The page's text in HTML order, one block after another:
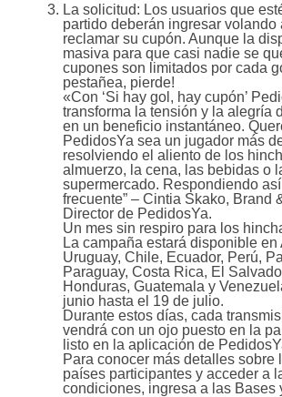
La solicitud: Los usuarios que
partido deberán ingresar volando
reclamar su cupón. Aunque la
masiva para que casi nadie se
cupones son limitados por cada
pestañea, pierde!
«Con ‘Si hay gol, hay cupón’
transforma la tensión y la alegría
en un beneficio instantáneo.
PedidosYa sea un jugador más
resolviendo el aliento de los
almuerzo, la cena, las bebidas o
supermercado. Respondiendo
frecuente” – Cintia Skako, Brand
Director de PedidosYa.
Un mes sin respiro para los
La campaña estará disponible en
Uruguay, Chile, Ecuador, Perú,
Paraguay, Costa Rica, El
Honduras, Guatemala y
junio hasta el 19 de julio.
Durante estos días, cada
vendrá con un ojo puesto en la
listo en la aplicación de
Para conocer más detalles sobre
países participantes y acceder a
condiciones, ingresa a las Bases